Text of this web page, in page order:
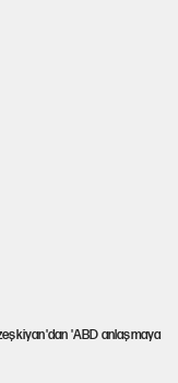
'ABD anlaşmaya